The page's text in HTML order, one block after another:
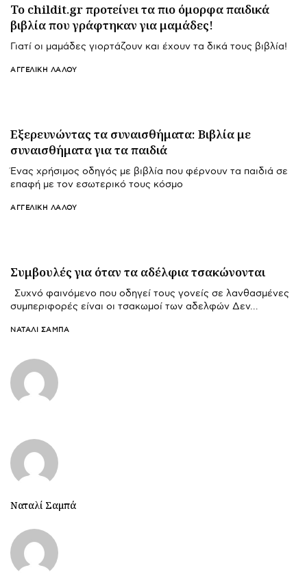
Το childit.gr προτείνει τα πιο όμορφα παιδικά
βιβλία που γράφτηκαν για μαμάδες!
Γιατί οι μαμάδες γιορτάζουν και έχουν τα δικά τους βιβλία!
ΑΓΓΕΛΙΚΉ ΛΆΛΟΥ
Εξερευνώντας τα συναισθήματα: Βιβλία με
συναισθήματα για τα παιδιά
Ένας χρήσιμος οδηγός με βιβλία που φέρνουν τα παιδιά σε
επαφή με τον εσωτερικό τους κόσμο
ΑΓΓΕΛΙΚΉ ΛΆΛΟΥ
Συμβουλές για όταν τα αδέλφια τσακώνονται
Συχνό φαινόμενο που οδηγεί τους γονείς σε λανθασμένες
συμπεριφορές είναι οι τσακωμοί των αδελφών Δεν…
ΝΑΤΑΛΊ ΣΑΜΠΆ
Ναταλί Σαμπά